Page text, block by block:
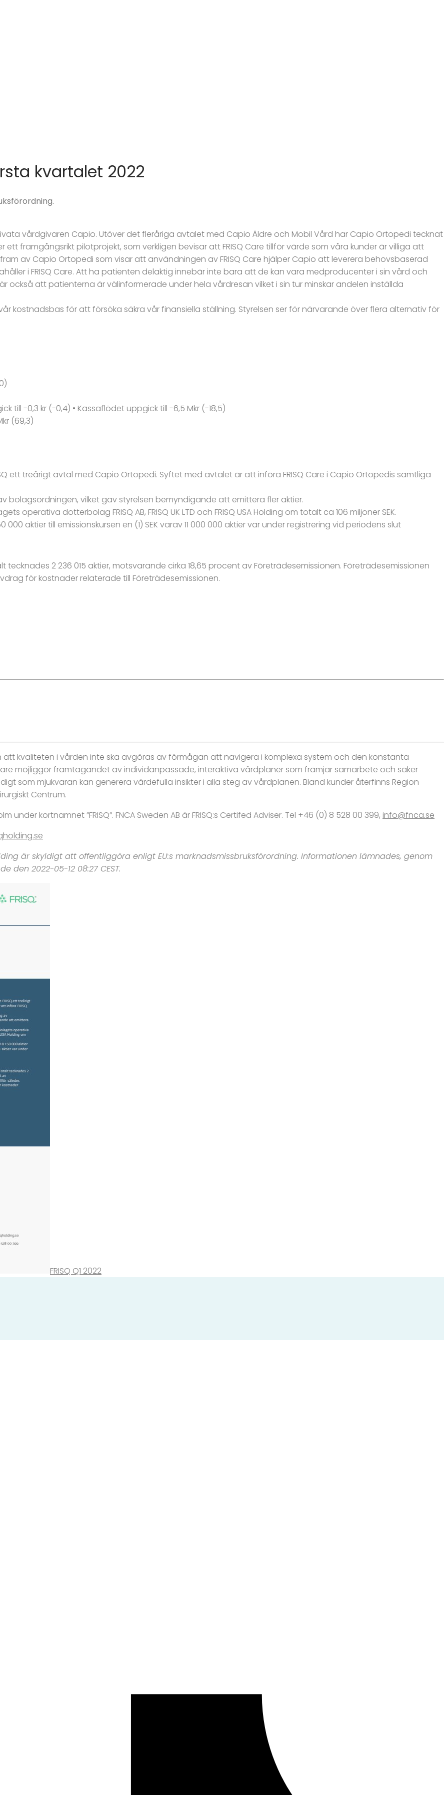
kvartalet 2022
vårdgivaren Capio. Utöver det fleråriga avtalet med Capio Äldre och Mobil Vård har Capio Ortopedi tecknat
framgångsrikt pilotprojekt, som verkligen bevisar att FRISQ Care tillför värde som våra kunder är villiga att
av Capio Ortopedi som visar att användningen av FRISQ Care hjälper Capio att leverera behovsbaserad
i FRISQ Care. Att ha patienten delaktig innebär inte bara att de kan vara medproducenter i sin vård och
att patienterna är välinformerade under hela vårdresan vilket i sin tur minskar andelen inställda
kostnadsbas för att försöka säkra vår finansiella ställning. Styrelsen ser för närvarande över flera alternativ för
till -0,3 kr (-0,4) • Kassaflödet uppgick till -6,5 Mkr (-18,5)
(69,3)
ett treårigt avtal med Capio Ortopedi. Syftet med avtalet är att införa FRISQ Care i Capio Ortopedis samtliga
bolagsordningen, vilket gav styrelsen bemyndigande att emittera fler aktier.
dotterbolag FRISQ AB, FRISQ UK LTD och FRISQ USA Holding om totalt ca 106 miljoner SEK.
aktier till emissionskursen en (1) SEK varav 11 000 000 aktier var under registrering vid periodens slut
2 236 015 aktier, motsvarande cirka 18,65 procent av Företrädesemissionen. Företrädesemissionen
för kostnader relaterade till Företrädesemissionen.
kvaliteten i vården inte ska avgöras av förmågan att navigera i komplexa system och den konstanta
möjliggör framtagandet av individanpassade, interaktiva vårdplaner som främjar samarbete och säker
som mjukvaran kan generera värdefulla insikter i alla steg av vårdplanen. Bland kunder återfinns Region
Centrum.
under kortnamnet ”FRISQ”. FNCA Sweden AB är FRISQ:s Certifed Adviser. Tel +46 (0) 8 528 00 399, info@fnca.se
är skyldigt att offentliggöra enligt EU:s marknadsmissbruksförordning. Informationen lämnades, genom
den 2022-05-12 08:27 CEST.
FRISQ Q1 2022